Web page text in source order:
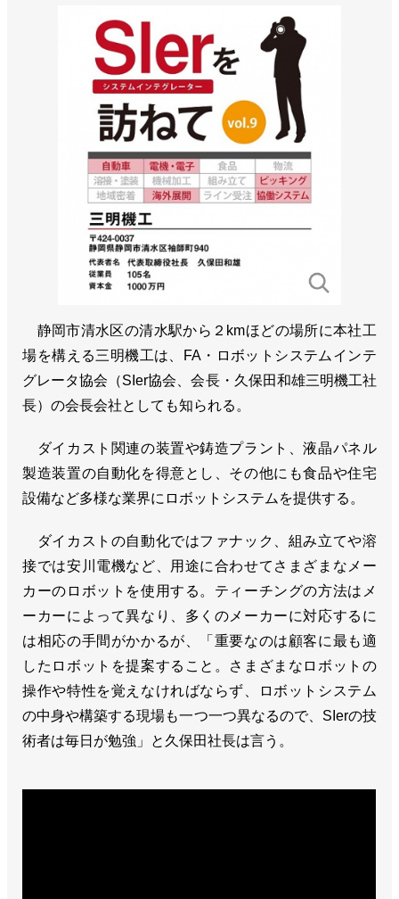
静岡市清水区の清水駅から２kmほどの場所に本社工
場を構える三明機工は、FA・ロボットシステムインテ
グレータ協会（SIer協会、会長・久保田和雄三明機工社
長）の会長会社としても知られる。
ダイカスト関連の装置や鋳造プラント、液晶パネル
製造装置の自動化を得意とし、その他にも食品や住宅
設備など多様な業界にロボットシステムを提供する。
ダイカストの自動化ではファナック、組み立てや溶
接では安川電機など、用途に合わせてさまざまなメー
カーのロボットを使用する。ティーチングの方法はメ
ーカーによって異なり、多くのメーカーに対応するに
は相応の手間がかかるが、「重要なのは顧客に最も適
したロボットを提案すること。さまざまなロボットの
操作や特性を覚えなければならず、ロボットシステム
の中身や構築する現場も一つ一つ異なるので、SIerの技
術者は毎日が勉強」と久保田社長は言う。